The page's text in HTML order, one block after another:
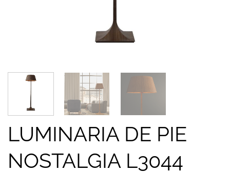
LUMINARIA DE PIE
NOSTALGIA L3044